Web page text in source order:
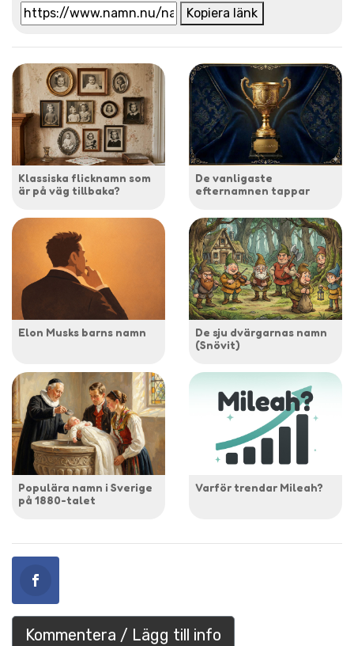
Kopiera länk
Klassiska flicknamn som
är på väg tillbaka?
De vanligaste
efternamnen tappar
Elon Musks barns namn
De sju dvärgarnas namn
(Snövit)
Populära namn i Sverige
på 1880-talet
Varför trendar Mileah?
Kommentera / Lägg till info